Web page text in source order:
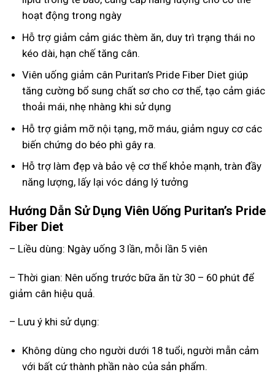
hoạt động trong ngày
Hỗ trợ giảm cảm giác thèm ăn, duy trì trạng thái no
kéo dài, hạn chế tăng cân.
Viên uống giảm cân Puritan’s Pride Fiber Diet giúp
tăng cường bổ sung chất sơ cho cơ thể, tạo cảm giác
thoải mái, nhẹ nhàng khi sử dụng
Hỗ trợ giảm mỡ nội tạng, mỡ máu, giảm nguy cơ các
biến chứng do béo phì gây ra.
Hỗ trợ làm đẹp và bảo vệ cơ thể khỏe mạnh, tràn đầy
năng lượng, lấy lại vóc dáng lý tưởng
Hướng Dẫn Sử Dụng Viên Uống Puritan’s Pride
Fiber Diet
– Liều dùng: Ngày uống 3 lần, mỗi lần 5 viên
– Thời gian: Nên uống trước bữa ăn từ 30 – 60 phút để
giảm cân hiệu quả.
– Lưu ý khi sử dụng:
Không dùng cho người dưới 18 tuổi, người mẫn cảm
với bất cứ thành phần nào của sản phẩm.